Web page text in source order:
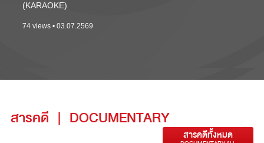
(KARAOKE)
74 views • 03.07.2569
สารคดี | DOCUMENTARY
สารคดีทั้งหมด